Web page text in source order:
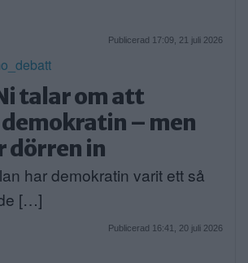
Publicerad 17:09, 21 juli 2026
talar om att
– men
dörren in
har demokratin varit ett så
[…]
Publicerad 16:41, 20 juli 2026